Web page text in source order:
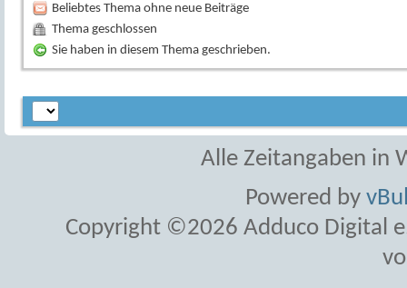
Beliebtes Thema ohne neue Beiträge
Thema geschlossen
Sie haben in diesem Thema geschrieben.
Alle Zeitangaben in
Powered by
Copyright ©2026 Adduco Digital